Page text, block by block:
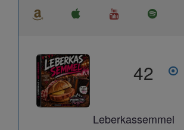
42
Leberkassemmel